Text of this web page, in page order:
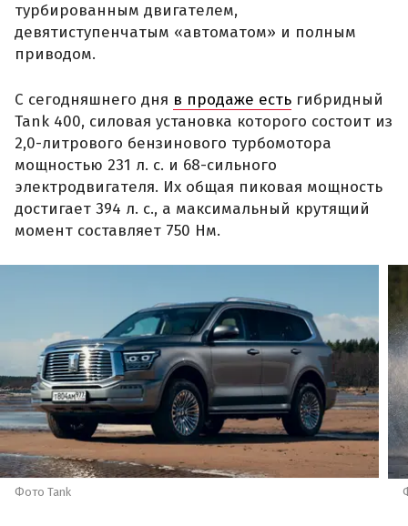
турбированным двигателем,
девятиступенчатым «автоматом» и полным
приводом.
С сегодняшнего дня в продаже есть гибридный
Tank 400, силовая установка которого состоит из
2,0-литрового бензинового турбомотора
мощностью 231 л. с. и 68-сильного
электродвигателя. Их общая пиковая мощность
достигает 394 л. с., а максимальный крутящий
момент составляет 750 Нм.
Фото Tank